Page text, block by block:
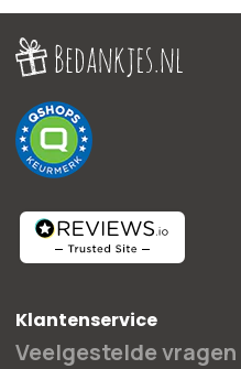
Klantenservice
Veelgestelde vragen